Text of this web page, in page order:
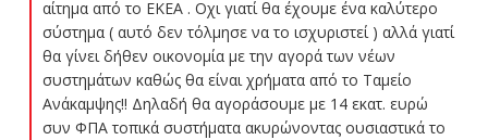
αίτημα από το ΕΚΕΑ . Οχι γιατί θα έχουμε ένα καλύτερο
σύστημα ( αυτό δεν τόλμησε να το ισχυριστεί ) αλλά γιατί
θα γίνει δήθεν οικονομία με την αγορά των νέων
συστημάτων καθώς θα είναι χρήματα από το Ταμείο
Ανάκαμψης!! Δηλαδή θα αγοράσουμε με 14 εκατ. ευρώ
συν ΦΠΑ τοπικά συστήματα ακυρώνοντας ουσιαστικά το